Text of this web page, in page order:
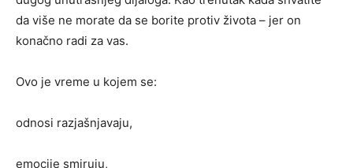
da više ne morate da se borite protiv života – jer on
konačno radi za vas.
Ovo je vreme u kojem se:
odnosi razjašnjavaju,
emocije smiruju,